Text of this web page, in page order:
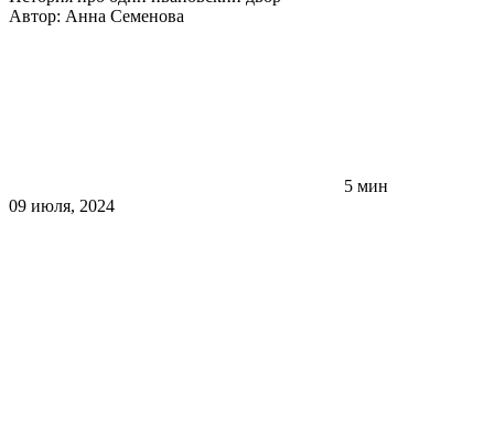
Автор: Анна Семенова
5 мин
09 июля, 2024